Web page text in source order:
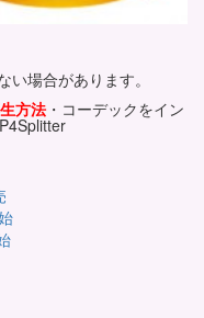
場合があります。
方法 ・コーデックをイン